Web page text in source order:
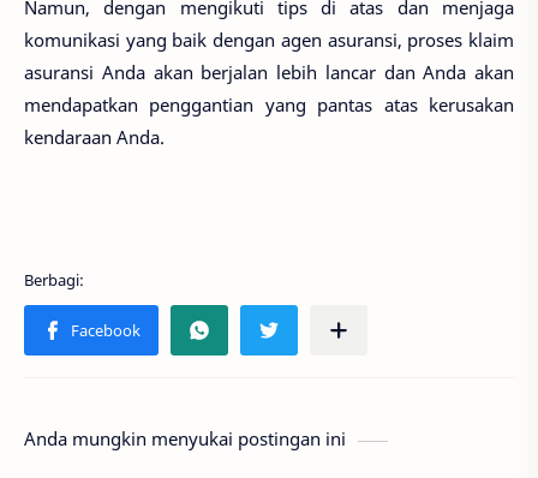
Namun, dengan mengikuti tips di atas dan menjaga
komunikasi yang baik dengan agen asuransi, proses klaim
asuransi Anda akan berjalan lebih lancar dan Anda akan
mendapatkan penggantian yang pantas atas kerusakan
kendaraan Anda.
Anda mungkin menyukai postingan ini